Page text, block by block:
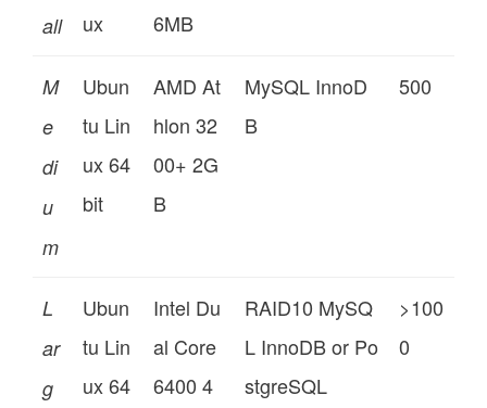
all
ux
6MB
M
e
di
u
m
Ubun
tu Lin
ux 64
bit
AMD At
hlon 32
00+ 2G
B
MySQL InnoD
B
500
L
ar
g
Ubun
tu Lin
ux 64
Intel Du
al Core
6400 4
RAID10 MySQ
L InnoDB or Po
stgreSQL
>100
0